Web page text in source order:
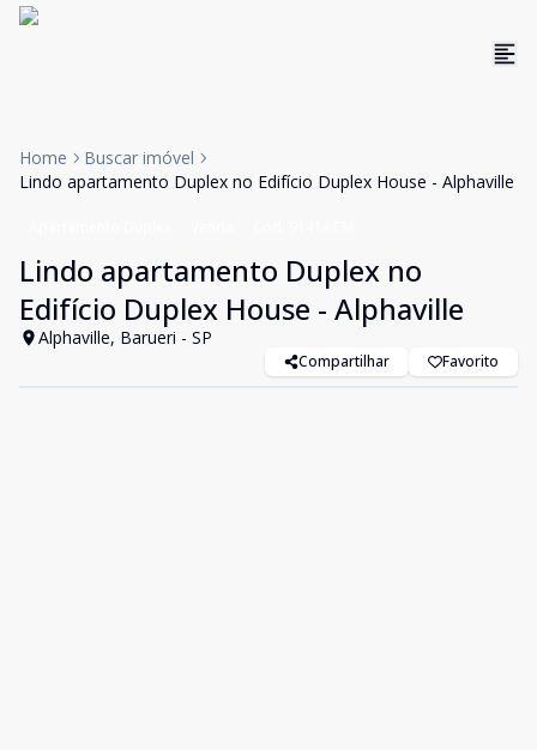
Home
Buscar imóvel
Lindo apartamento Duplex no Edifício Duplex House - Alphaville
Lindo apartamento Duplex no
Edifício Duplex House - Alphaville
Alphaville, Barueri - SP
Compartilhar Favorito